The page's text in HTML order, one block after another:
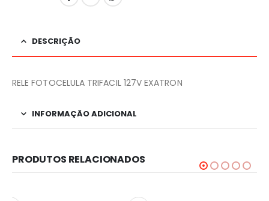
DESCRIÇÃO
RELE FOTOCELULA TRIFACIL 127V EXATRON
INFORMAÇÃO ADICIONAL
PRODUTOS RELACIONADOS